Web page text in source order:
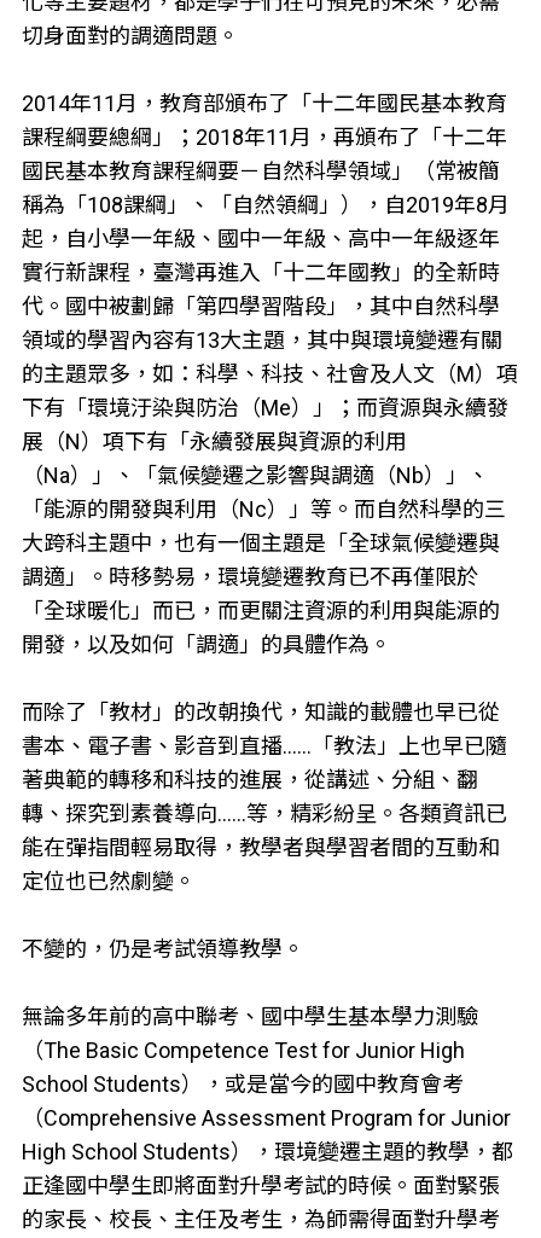
切身面對的調適問題。
2014年11月，教育部頒布了「十二年國民基本教育
課程綱要總綱」；2018年11月，再頒布了「十二年
國民基本教育課程綱要－自然科學領域」（常被簡
稱為「108課綱」、「自然領綱」），自2019年8月
起，自小學一年級、國中一年級、高中一年級逐年
實行新課程，臺灣再進入「十二年國教」的全新時
代。國中被劃歸「第四學習階段」，其中自然科學
領域的學習內容有13大主題，其中與環境變遷有關
的主題眾多，如：科學、科技、社會及人文（M）項
下有「環境汙染與防治（Me）」；而資源與永續發
展（N）項下有「永續發展與資源的利用
（Na）」、「氣候變遷之影響與調適（Nb）」、
「能源的開發與利用（Nc）」等。而自然科學的三
大跨科主題中，也有一個主題是「全球氣候變遷與
調適」。時移勢易，環境變遷教育已不再僅限於
「全球暖化」而已，而更關注資源的利用與能源的
開發，以及如何「調適」的具體作為。
而除了「教材」的改朝換代，知識的載體也早已從
書本、電子書、影音到直播……「教法」上也早已隨
著典範的轉移和科技的進展，從講述、分組、翻
轉、探究到素養導向……等，精彩紛呈。各類資訊已
能在彈指間輕易取得，教學者與學習者間的互動和
定位也已然劇變。
不變的，仍是考試領導教學。
無論多年前的高中聯考、國中學生基本學力測驗
（The Basic Competence Test for Junior High
School Students），或是當今的國中教育會考
（Comprehensive Assessment Program for Junior
High School Students），環境變遷主題的教學，都
正逢國中學生即將面對升學考試的時候。面對緊張
的家長、校長、主任及考生，為師需得面對升學考